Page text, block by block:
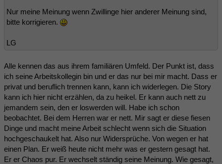
Nur meine Meinung wenn Zwillinge hier anderer Meinung sind,
bitte korrigieren.
LG
Alle kennen das aus ihrem familiären Umfeld. Der Punkt ist, dass
ich seine Arbeitskollegin bin und er das nur bei mir macht. Dass er
privat und beruflich trennen kann, kann ich widerlegen. Die Story
kann ich hier nicht erzählen, da zu heikel. Er kann auch nett zu
jemandem sein, den er loswerden will. Habe ich schon
beobachtet. Bei dem Herren war er nett. Mir sagt er diese fiesen
Dinge und macht meine Arbeit schlecht wenn sich die Situation
hochgeschaukelt hat. Also nur Widersprüche. Von wegen er hat
einen Plan. Er weiß heute nicht mehr was er gestern gesagt hat.
Er er Chaos pur. Er wechselt ständig seine Meinung. Wie gesagt,